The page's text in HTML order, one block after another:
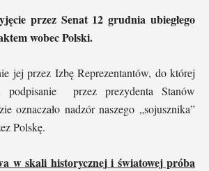
przez Senat 12 grudnia ubiegłego
wobec Polski.
jej przez Izbę Reprezentantów, do której
przez prezydenta Stanów
oznaczało nadzór naszego „sojusznika”
Polskę.
w skali historycznej i światowej próba